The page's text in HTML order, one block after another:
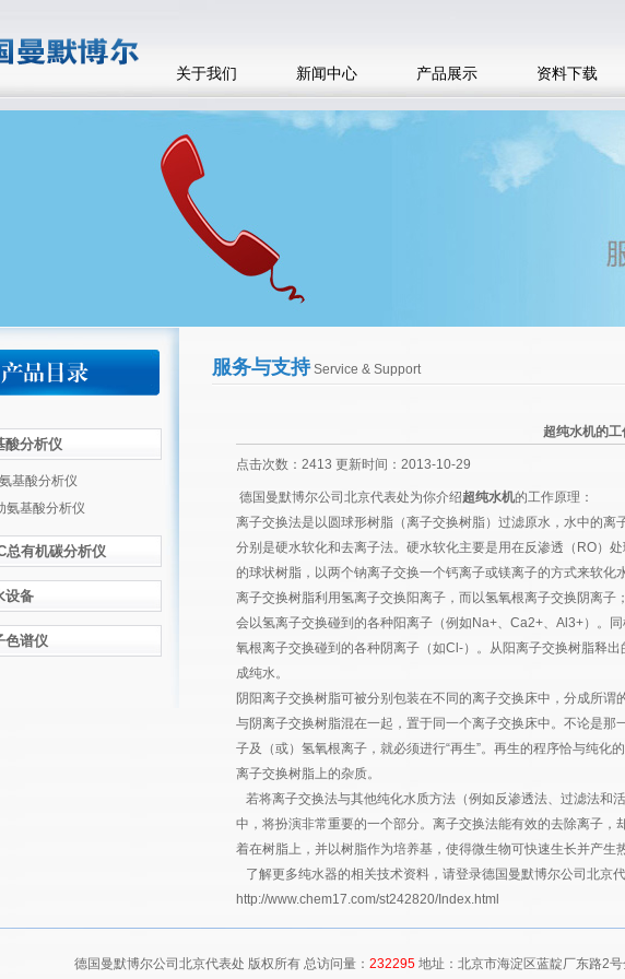
关于我们 新闻中心 产品展示 资料下载
分析仪
基酸分析仪
氨基酸分析仪
有机碳分析仪
备
谱仪
服务与支持Service & Support
超纯水机的工
点击次数：2413 更新时间：2013-10-29
德国曼默博尔公司北京代表处为你介绍超纯水机的工作原理：
离子交换法是以圆球形树脂（离子交换树脂）过滤原水，水中的
分别是硬水软化和去离子法。硬水软化主要是用在反渗透（RO）
的球状树脂，以两个钠离子交换一个钙离子或镁离子的方式来软化
离子交换树脂利用氢离子交换阳离子，而以氢氧根离子交换阴离
会以氢离子交换碰到的各种阳离子（例如Na+、Ca2+、Al3+）。
氧根离子交换碰到的各种阴离子（如Cl-）。从阳离子交换树脂释
成纯水。
阴阳离子交换树脂可被分别包装在不同的离子交换床中，分成所
与阴离子交换树脂混在一起，置于同一个离子交换床中。不论是
子及（或）氢氧根离子，就必须进行“再生”。再生的程序恰与纯
离子交换树脂上的杂质。
若将离子交换法与其他纯化水质方法（例如反渗透法、过滤法和
中，将扮演非常重要的一个部分。离子交换法能有效的去除离子
着在树脂上，并以树脂作为培养基，使得微生物可快速生长并产生
了解更多纯水器的相关技术资料，请登录德国曼默博尔公司北京
http://www.chem17.com/st242820/Index.html
德国曼默博尔公司北京代表处 版权所有 总访问量： 232295地址：北京市海淀区蓝靛厂东路2